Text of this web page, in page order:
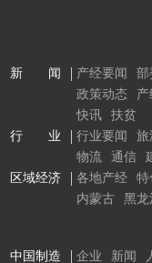
新 闻
产经要闻 部
政策动态
产
快讯
扶贫
行 业
行业要闻 旅
物流
通信
区域经济
各地产经 特
内蒙古
黑龙
中国制造 企业 新闻